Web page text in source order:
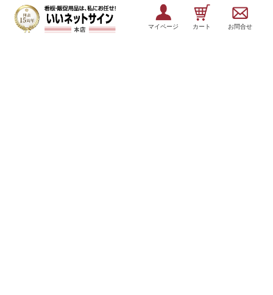
マイページ カート お問合せ